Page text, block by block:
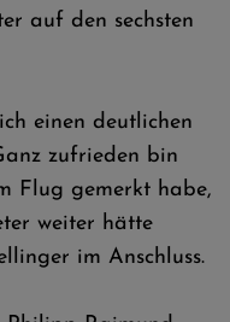
auf den sechsten
einen deutlichen
zufrieden bin
Flug gemerkt habe,
weiter hätte
im Anschluss.